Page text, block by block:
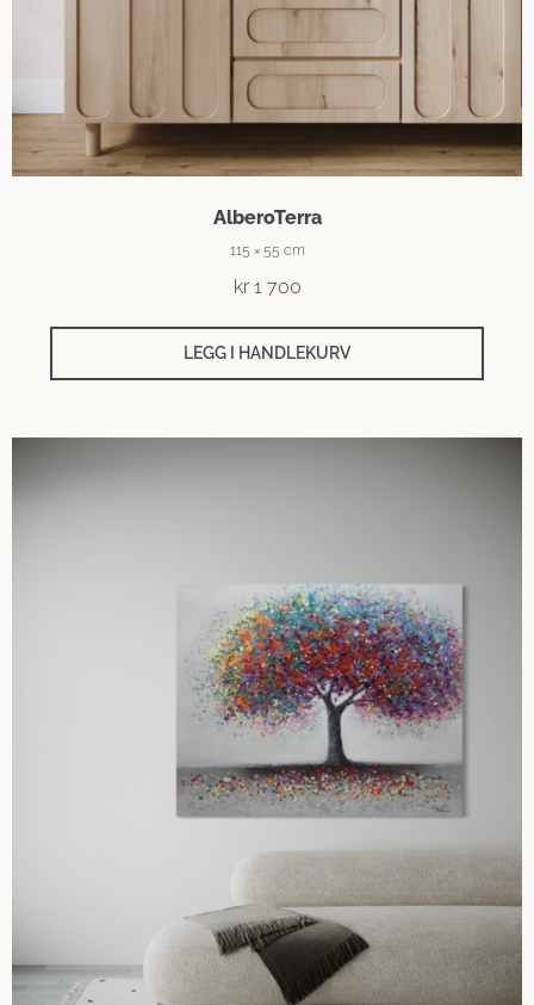
AlberoTerra
115 × 55 cm
kr1 700
LEGG I HANDLEKURV